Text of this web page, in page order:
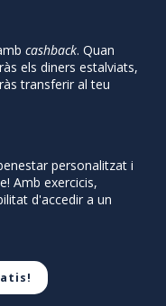
cashback. Quan
els diners estalviats,
transferir al teu
personalitzat i
Amb exercicis,
d'accedir a un